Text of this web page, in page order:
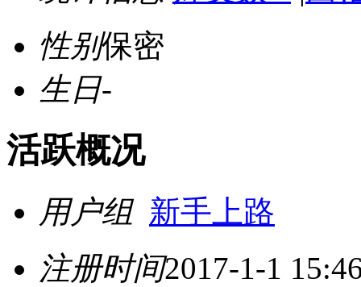
性别保密
生日-
活跃概况
用户组 新手上路
注册时间2017-1-1